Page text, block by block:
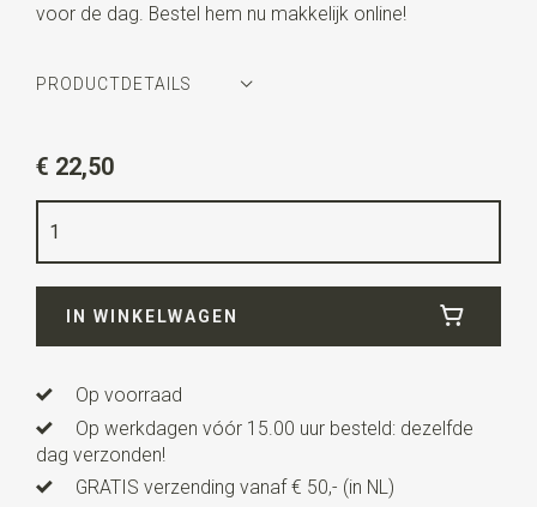
voor de dag. Bestel hem nu makkelijk online!
PRODUCTDETAILS
zwart / wit
Kwaliteit
Lengte6,5 cm
€ 22,50
IN WINKELWAGEN
Op voorraad
Op werkdagen vóór 15.00 uur besteld: dezelfde
dag verzonden!
GRATIS verzending vanaf € 50,- (in NL)